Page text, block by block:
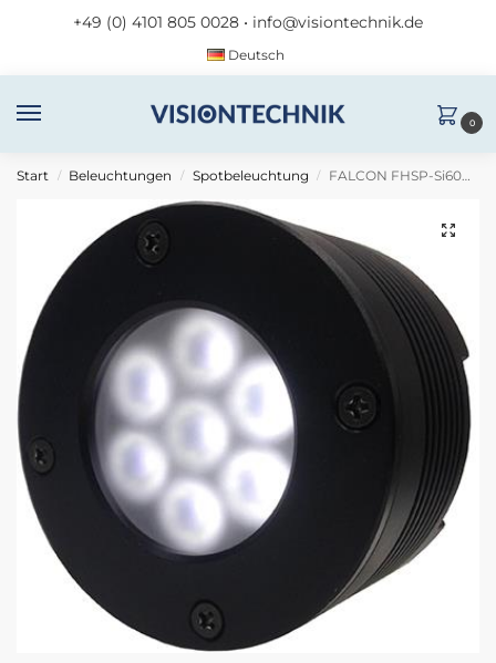
+49 (0) 4101 805 0028 • info@visiontechnik.de
Deutsch
0
Start / Beleuchtungen / Spotbeleuchtung / FALCON FHSP-Si60N-IP67-IR24